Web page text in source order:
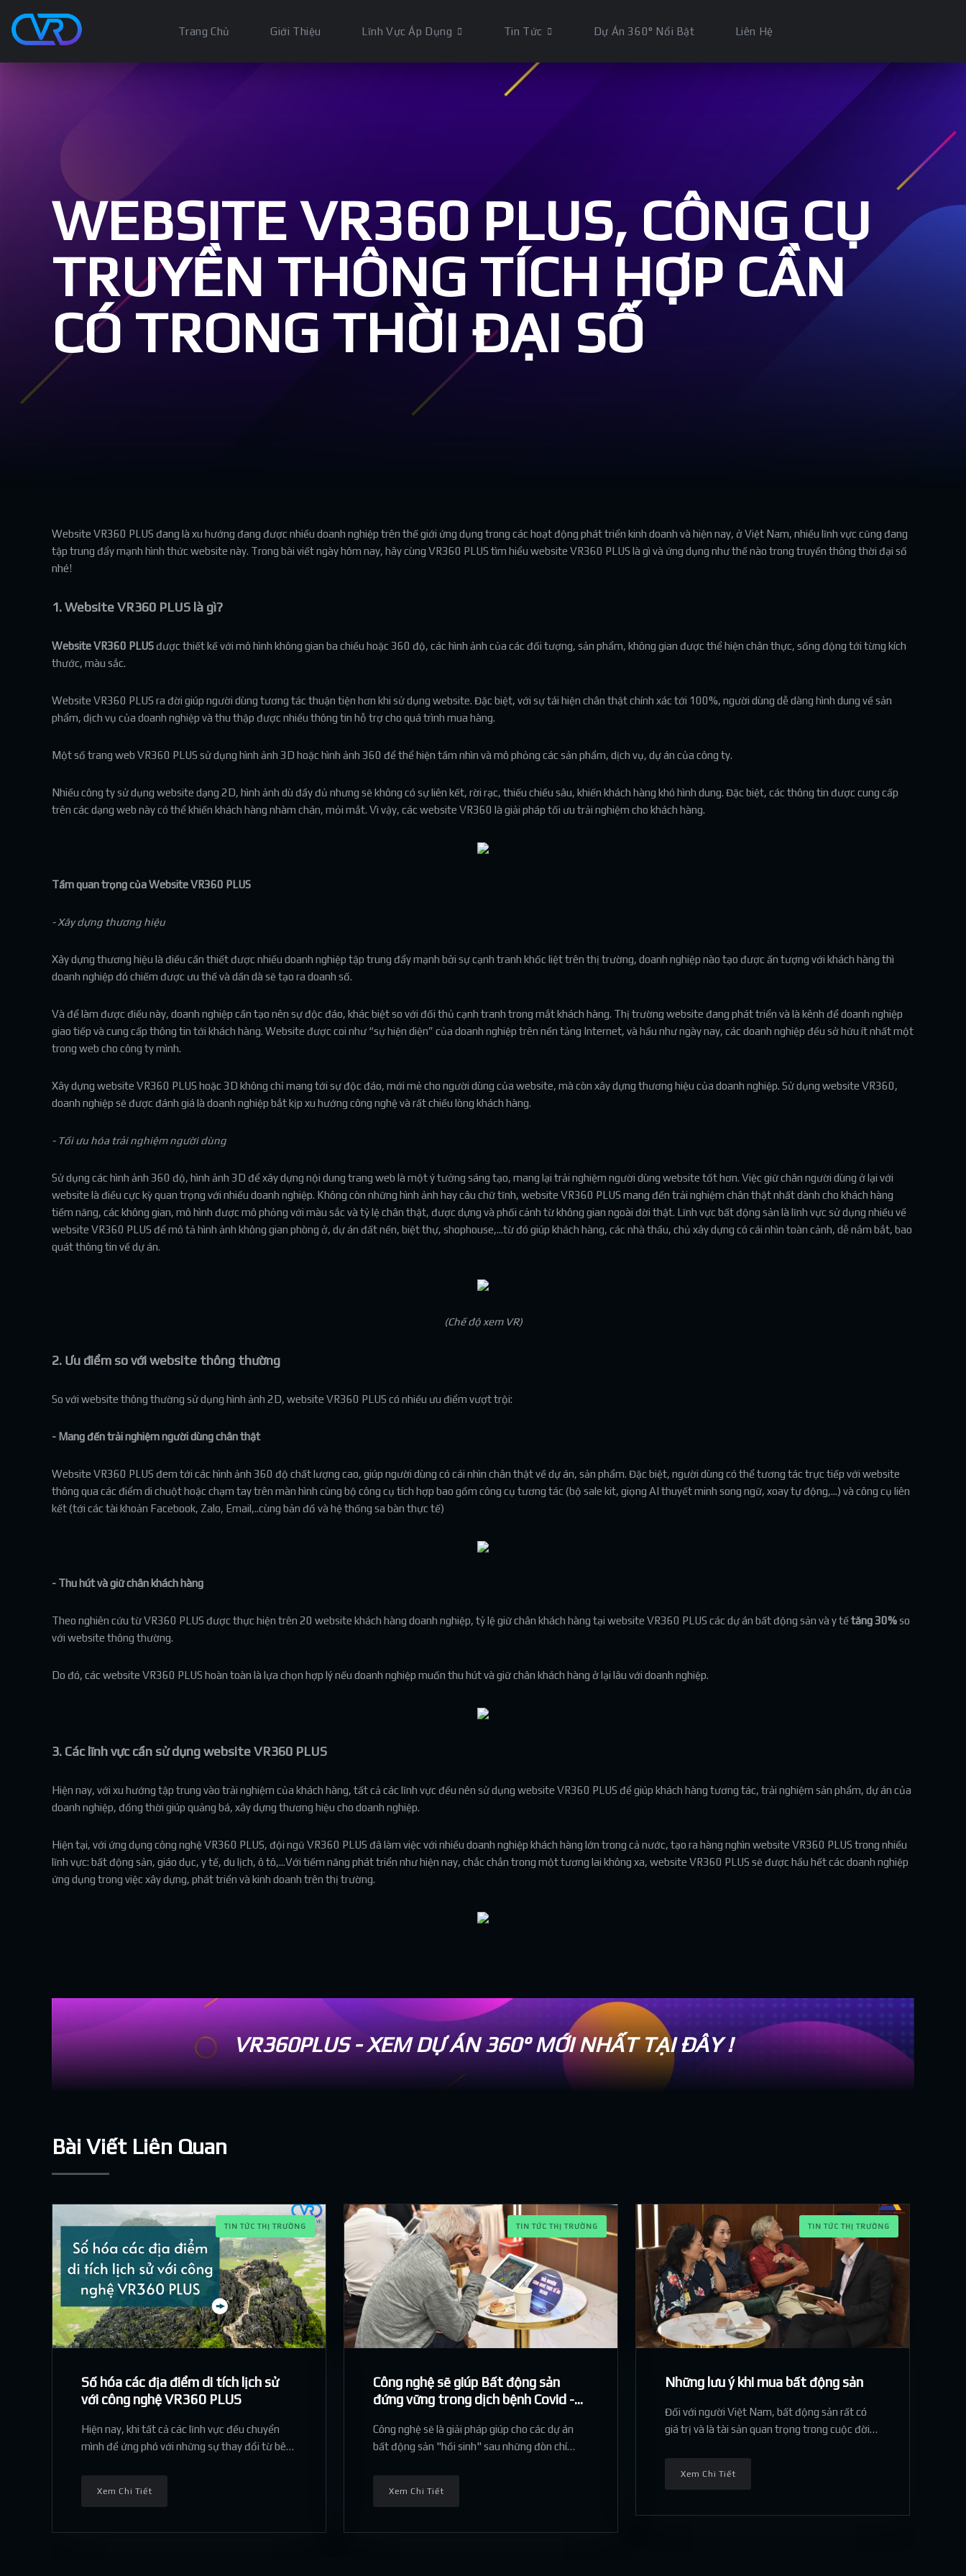
Trang Chủ Giới Thiệu Lĩnh Vực Áp Dụng Tin Tức Dự Án 360° Nổi Bật Liên Hệ
WEBSITE VR360 PLUS, CÔNG CỤ
TRUYỀN THÔNG TÍCH HỢP CẦN
CÓ TRONG THỜI ĐẠI SỐ
Website VR360 PLUS đang là xu hướng đang được nhiều doanh nghiệp trên thế giới ứng dụng trong các hoạt động phát triển kinh doanh và hiện nay, ở Việt Nam, nhiều lĩnh vực cũng đang
tập trung đẩy mạnh hình thức website này. Trong bài viết ngày hôm nay, hãy cùng VR360 PLUS tìm hiểu website VR360 PLUS là gì và ứng dụng như thế nào trong truyền thông thời đại số
nhé!
1. Website VR360 PLUS là gì?
Website VR360 PLUS được thiết kế với mô hình không gian ba chiều hoặc 360 độ, các hình ảnh của các đối tượng, sản phẩm, không gian được thể hiện chân thực, sống động tới từng kích
thước, màu sắc.
Website VR360 PLUS ra đời giúp người dùng tương tác thuận tiện hơn khi sử dụng website. Đặc biệt, với sự tái hiện chân thật chính xác tới 100%, người dùng dễ dàng hình dung về sản
phẩm, dịch vụ của doanh nghiệp và thu thập được nhiều thông tin hỗ trợ cho quá trình mua hàng.
Một số trang web VR360 PLUS sử dụng hình ảnh 3D hoặc hình ảnh 360 để thể hiện tầm nhìn và mô phỏng các sản phẩm, dịch vụ, dự án của công ty.
Nhiều công ty sử dụng website dạng 2D, hình ảnh dù đầy đủ nhưng sẽ không có sự liên kết, rời rạc, thiếu chiều sâu, khiến khách hàng khó hình dung. Đặc biệt, các thông tin được cung cấp
trên các dạng web này có thể khiến khách hàng nhàm chán, mỏi mắt. Vì vậy, các website VR360 là giải pháp tối ưu trải nghiệm cho khách hàng.
Tầm quan trọng của Website VR360 PLUS
- Xây dựng thương hiệu
Xây dựng thương hiệu là điều cần thiết được nhiều doanh nghiệp tập trung đẩy mạnh bởi sự cạnh tranh khốc liệt trên thị trường, doanh nghiệp nào tạo được ấn tượng với khách hàng thì
doanh nghiệp đó chiếm được ưu thế và dần dà sẽ tạo ra doanh số.
Và để làm được điều này, doanh nghiệp cần tạo nên sự độc đáo, khác biệt so với đối thủ cạnh tranh trong mắt khách hàng. Thị trường website đang phát triển và là kênh để doanh nghiệp
giao tiếp và cung cấp thông tin tới khách hàng. Website được coi như “sự hiện diện” của doanh nghiệp trên nền tảng Internet, và hầu như ngày nay, các doanh nghiệp đều sở hữu ít nhất một
trong web cho công ty mình.
Xây dựng website VR360 PLUS hoặc 3D không chỉ mang tới sự độc đáo, mới mẻ cho người dùng của website, mà còn xây dựng thương hiệu của doanh nghiệp. Sử dụng website VR360,
doanh nghiệp sẽ được đánh giá là doanh nghiệp bắt kịp xu hướng công nghệ và rất chiều lòng khách hàng.
- Tối ưu hóa trải nghiệm người dùng
Sử dụng các hình ảnh 360 độ, hình ảnh 3D để xây dựng nội dung trang web là một ý tưởng sáng tạo, mang lại trải nghiệm người dùng website tốt hơn. Việc giữ chân người dùng ở lại với
website là điều cực kỳ quan trọng với nhiều doanh nghiệp. Không còn những hình ảnh hay câu chữ tĩnh, website VR360 PLUS mang đến trải nghiệm chân thật nhất dành cho khách hàng
tiềm năng, các không gian, mô hình được mô phỏng với màu sắc và tỷ lệ chân thật, được dựng và phối cảnh từ không gian ngoài đời thật. Lĩnh vực bất động sản là lĩnh vực sử dụng nhiều về
website VR360 PLUS để mô tả hình ảnh không gian phòng ở, dự án đất nền, biệt thự, shophouse,...từ đó giúp khách hàng, các nhà thầu, chủ xây dựng có cái nhìn toàn cảnh, dễ nắm bắt, bao
quát thông tin về dự án.
(Chế độ xem VR)
2. Ưu điểm so với website thông thường
So với website thông thường sử dụng hình ảnh 2D, website VR360 PLUS có nhiều ưu điểm vượt trội:
- Mang đến trải nghiệm người dùng chân thật
Website VR360 PLUS đem tới các hình ảnh 360 độ chất lượng cao, giúp người dùng có cái nhìn chân thật về dự án, sản phẩm. Đặc biệt, người dùng có thể tương tác trực tiếp với website
thông qua các điểm di chuột hoặc chạm tay trên màn hình cùng bộ công cụ tích hợp bao gồm công cụ tương tác (bộ sale kit, giọng AI thuyết minh song ngữ, xoay tự động,...) và công cụ liên
kết (tới các tài khoản Facebook, Zalo, Email,..cùng bản đồ và hệ thống sa bàn thực tế)
- Thu hút và giữ chân khách hàng
Theo nghiên cứu từ VR360 PLUS được thực hiện trên 20 website khách hàng doanh nghiệp, tỷ lệ giữ chân khách hàng tại website VR360 PLUS các dự án bất động sản và y tếtăng 30%so
với website thông thường.
Do đó, các website VR360 PLUS hoàn toàn là lựa chọn hợp lý nếu doanh nghiệp muốn thu hút và giữ chân khách hàng ở lại lâu với doanh nghiệp.
3. Các lĩnh vực cần sử dụng website VR360 PLUS
Hiện nay, với xu hướng tập trung vào trải nghiệm của khách hàng, tất cả các lĩnh vực đều nên sử dụng website VR360 PLUS để giúp khách hàng tương tác, trải nghiệm sản phẩm, dự án của
doanh nghiệp, đồng thời giúp quảng bá, xây dựng thương hiệu cho doanh nghiệp.
Hiện tại, với ứng dụng công nghệ VR360 PLUS, đội ngũ VR360 PLUS đã làm việc với nhiều doanh nghiệp khách hàng lớn trong cả nước, tạo ra hàng nghìn website VR360 PLUS trong nhiều
lĩnh vực: bất động sản, giáo dục, y tế, du lịch, ô tô,...Với tiềm năng phát triển như hiện nay, chắc chắn trong một tương lai không xa, website VR360 PLUS sẽ được hầu hết các doanh nghiệp
ứng dụng trong việc xây dựng, phát triển và kinh doanh trên thị trường.
VR360PLUS - XEM DỰ ÁN 360° MỚI NHẤT TẠI ĐÂY !
Bài Viết Liên Quan
TIN TỨC THỊ TRƯỜNG
Số hóa các địa điểm di tích lịch sử
với công nghệ VR360 PLUS
Hiện nay, khi tất cả các lĩnh vực đều chuyển
mình để ứng phó với những sự thay đổi từ bên
kịp xu hướng và p
Xem Chi Tiết
TIN TỨC THỊ TRƯỜNG
Công nghệ sẽ giúp Bất động sản
đứng vững trong dịch bệnh Covid -
Công nghệ sẽ là giải pháp giúp cho các dự án
bất động sản "hồi sinh" sau những đòn chí
Xem Chi Tiết
TIN TỨC THỊ TRƯỜNG
Những lưu ý khi mua bất động sản
Đối với người Việt Nam, bất động sản rất có
giá trị và là tài sản quan trọng trong cuộc đời
bất động
Xem Chi Tiết